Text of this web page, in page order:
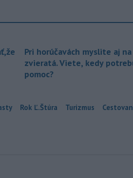
Pri horúčavách myslite aj na
zvieratá. Viete, kedy
pomoc?
Rok Ľ.Štúra Turizmus